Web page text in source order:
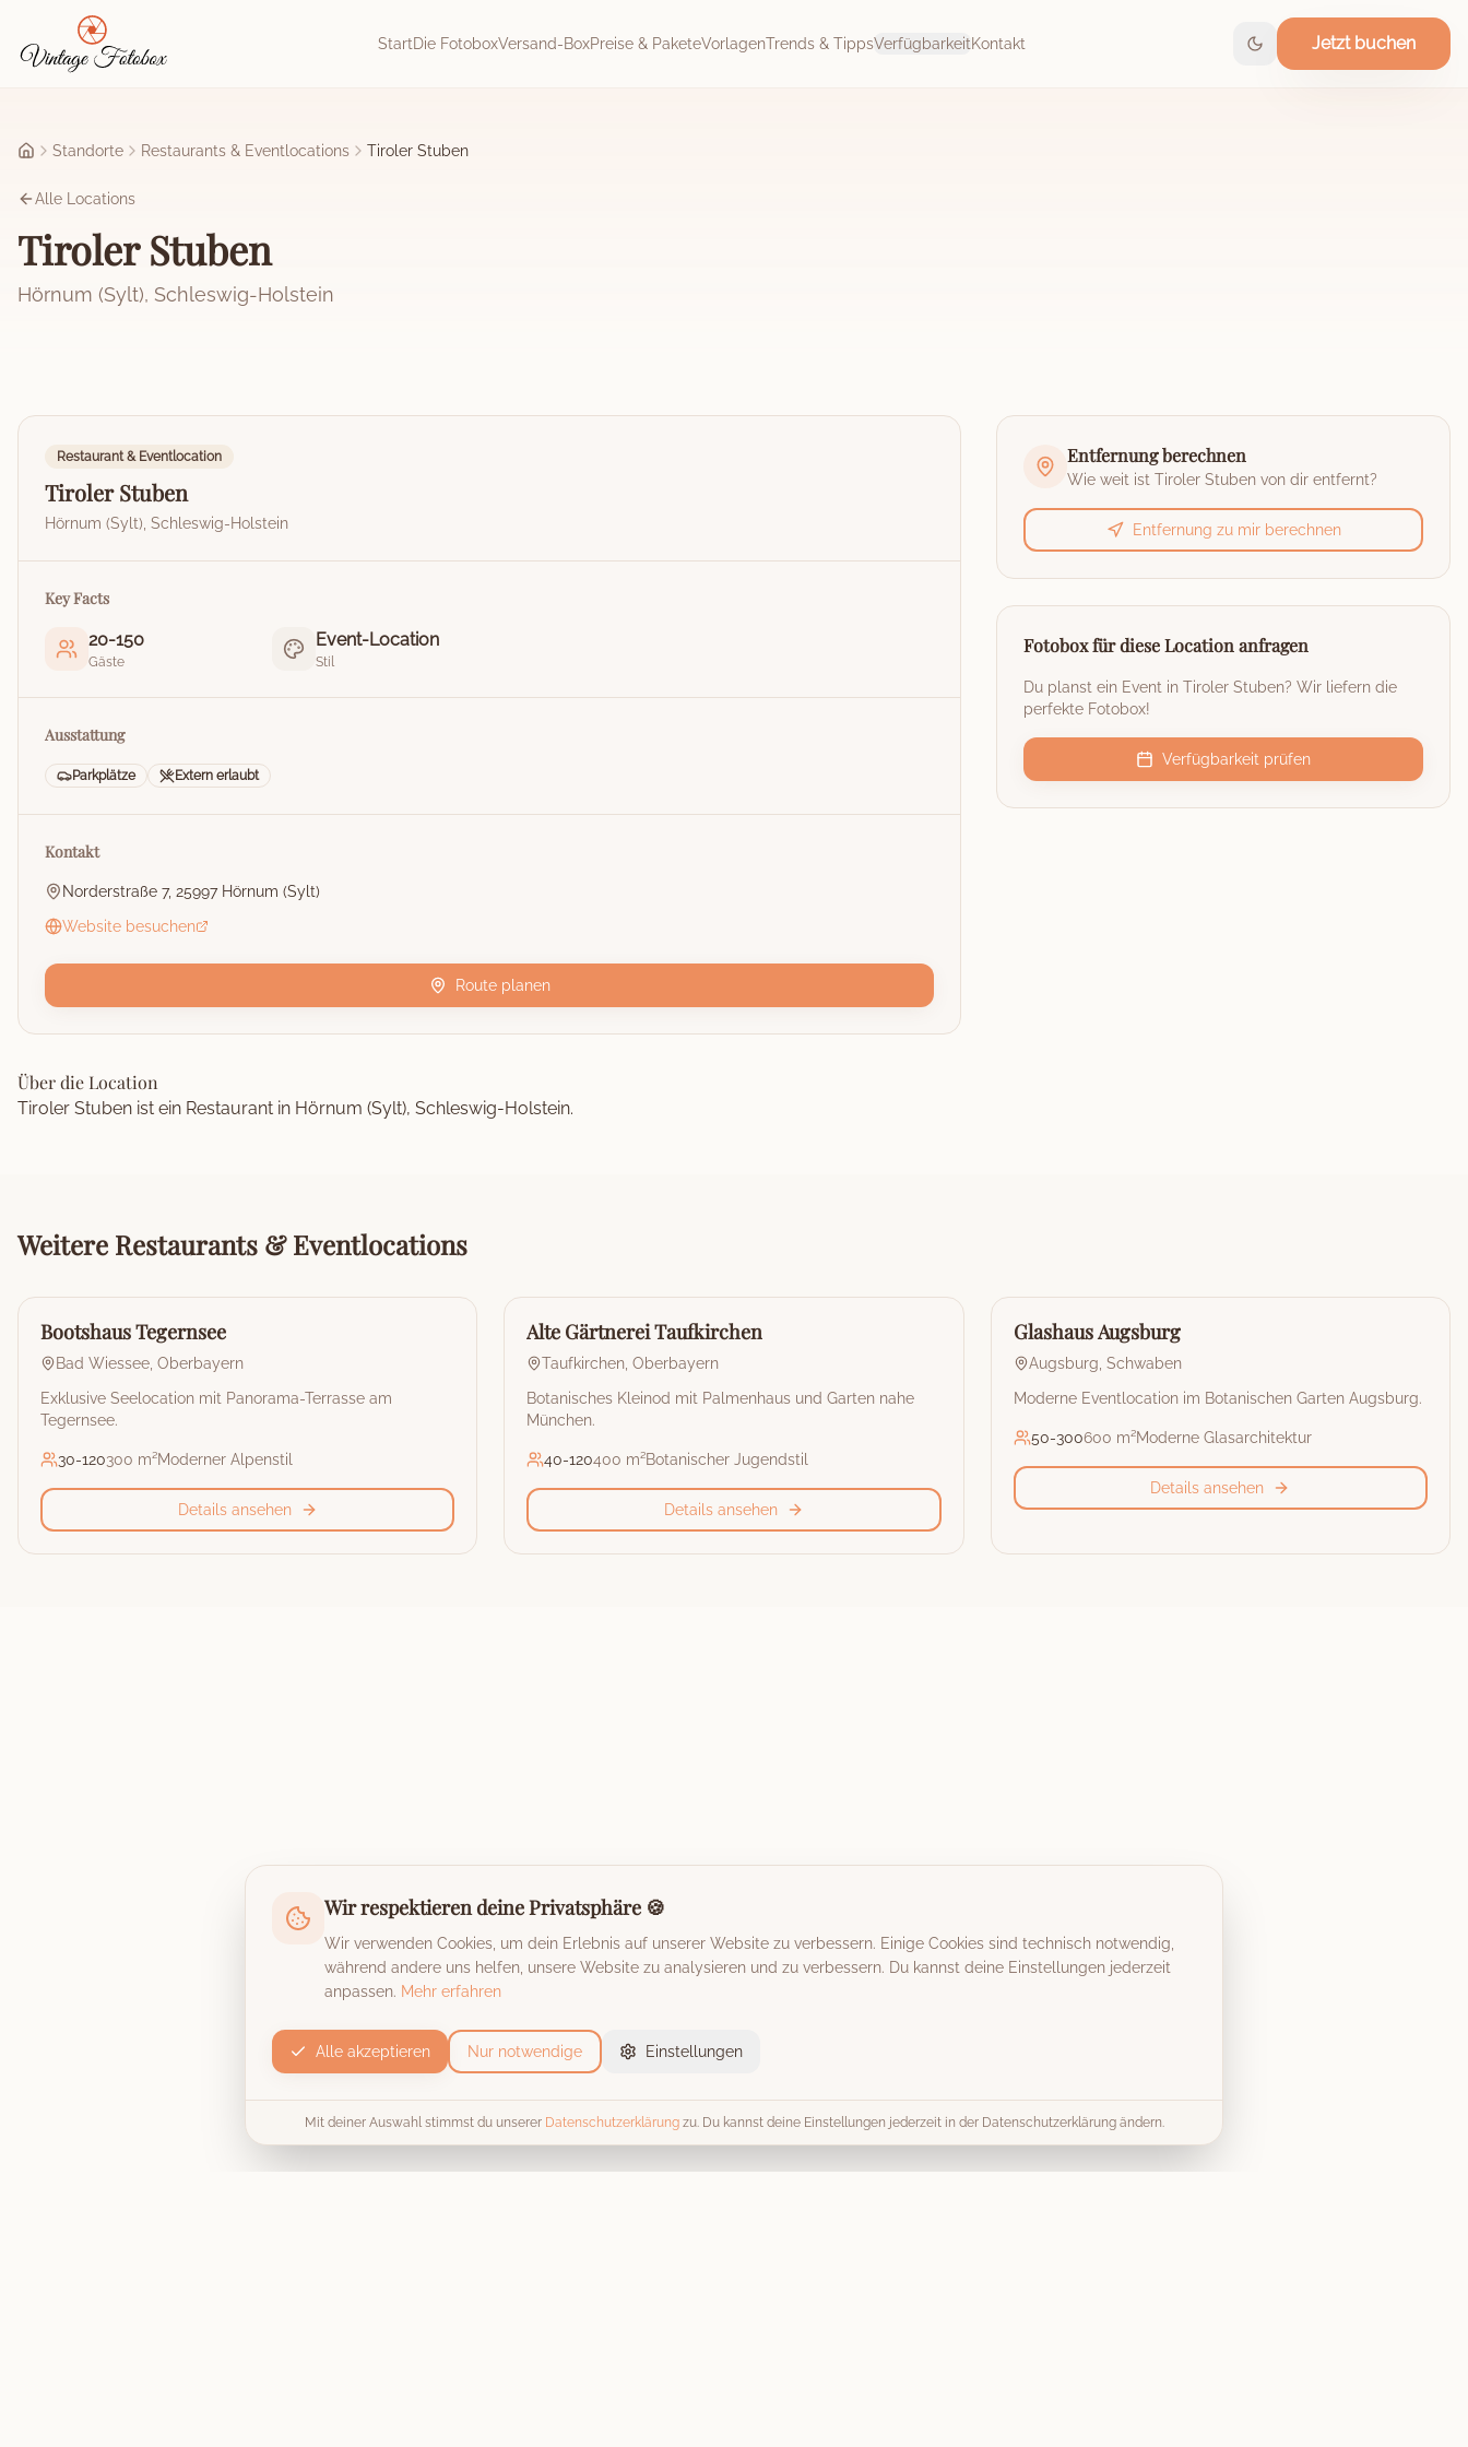
Wir respektieren deine Privatsphäre 🍪
Wir verwenden Cookies, um dein Erlebnis auf unserer Website zu verbessern. Einige Cookies sind technisch notwendig,
während andere uns helfen, unsere Website zu analysieren und zu verbessern. Du kannst deine Einstellungen jederzeit
anpassen. Mehr erfahren
Alle akzeptieren Nur notwendige Einstellungen
Mit deiner Auswahl stimmst du unserer Datenschutzerklärung zu. Du kannst deine Einstellungen jederzeit in der Datenschutzerklärung ändern.
Zum Hauptinhalt springen
StartDie FotoboxVersand-BoxPreise & PaketeVorlagenTrends & TippsVerfügbarkeitKontakt Jetzt buchen
Startseite
Standorte Restaurants & Eventlocations Tiroler Stuben
Alle Locations
Tiroler Stuben
Hörnum (Sylt), Schleswig-Holstein
Restaurant & Eventlocation
Tiroler Stuben
Hörnum (Sylt) Schleswig-Holstein
Key Facts
20-150
Gäste
Event-Location
Stil
Ausstattung
Parkplätze Extern erlaubt
Kontakt
Norderstraße 7, 25997 Hörnum (Sylt)
Website besuchen
Route planen
Über die Location
Tiroler Stuben ist ein Restaurant in Hörnum (Sylt), Schleswig-Holstein.
Entfernung berechnen
Wie weit ist Tiroler Stuben von dir entfernt?
Entfernung zu mir berechnen
Fotobox für diese Location anfragen
Du planst ein Event in Tiroler Stuben? Wir liefern die
perfekte Fotobox!
Verfügbarkeit prüfen
Weitere Restaurants & Eventlocations
🏰
Restaurant & Eventlocation
Bootshaus Tegernsee
Bad Wiessee Oberbayern
Exklusive Seelocation mit Panorama-Terrasse am
Tegernsee.
30-120300 m²Moderner Alpenstil
Details ansehen
🏰
Restaurant & Eventlocation
Alte Gärtnerei Taufkirchen
Taufkirchen ,Oberbayern
Botanisches Kleinod mit Palmenhaus und Garten nahe
München.
40-120400 m²Botanischer Jugendstil
Details ansehen
🏰
Restaurant & Eventlocation
Glashaus Augsburg
Augsburg Schwaben
Moderne Eventlocation im Botanischen Garten Augsburg.
50-300600 m²Moderne Glasarchitektur
Details ansehen